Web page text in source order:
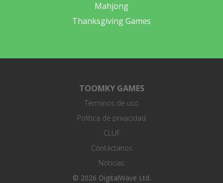
Mahjong
Thanksgiving Games
TOOMKY GAMES
Términos de uso
Política de privacidad
CLUF
Contáctanos
Noticias
© 2026 DigitalWave Ltd.